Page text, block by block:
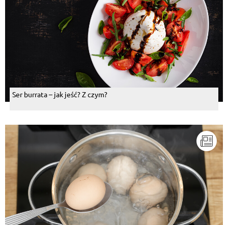
Ser burrata – jak jeść? Z czym?